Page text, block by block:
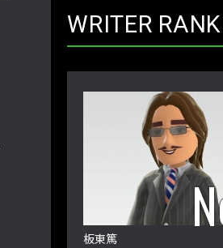
WRITER
板東篤